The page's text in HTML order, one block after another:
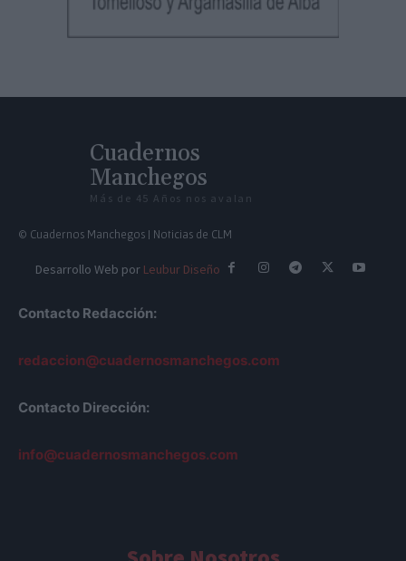
Cuadernos
Manchegos
Más de 45 Años nos avalan
© Cuadernos Manchegos | Noticias de CLM
Desarrollo Web por Leubur Diseño
Contacto Redacción:
redaccion@cuadernosmanchegos.com
Contacto Dirección:
info@cuadernosmanchegos.com